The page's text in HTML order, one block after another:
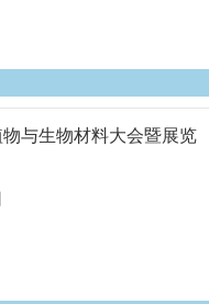
与生物材料大会暨展览